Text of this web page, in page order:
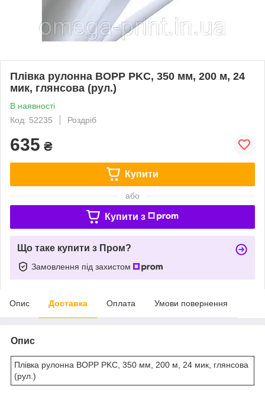
Плівка рулонна BOPP PKC, 350 мм, 200 м, 24
мик, глянсова (рул.)
В наявності
Код: 52235
Роздріб
635 ₴
Купити
або
Купити з
Що таке купити з Пром?
Замовлення під захистом
Опис Доставка Оплата Умови повернення
Опис
Плівка рулонна BOPP PKC, 350 мм, 200 м, 24 мик, глянсова
(рул.)